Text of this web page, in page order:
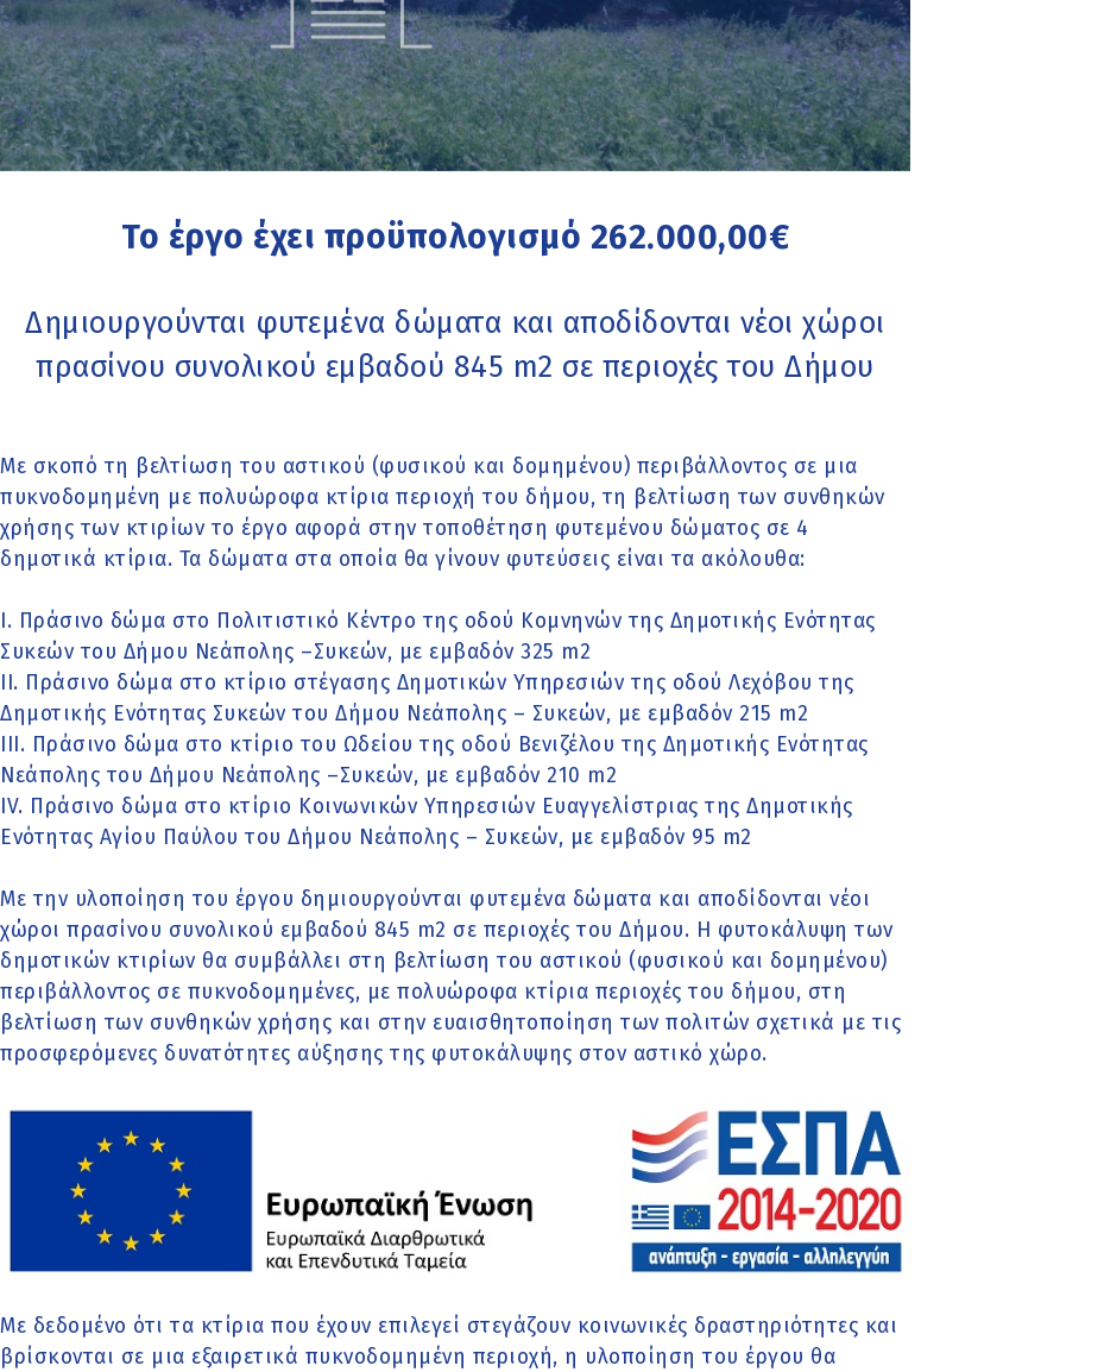
Το έργο έχει προϋπολογισμό 262.000,00€
Δημιουργούνται φυτεμένα δώματα και αποδίδονται νέοι χώροι
πρασίνου συνολικού εμβαδού 845 m2 σε περιοχές του Δήμου
Με σκοπό τη βελτίωση του αστικού (φυσικού και δομημένου) περιβάλλοντος σε μια
πυκνοδομημένη με πολυώροφα κτίρια περιοχή του δήμου, τη βελτίωση των συνθηκών
χρήσης των κτιρίων το έργο αφορά στην τοποθέτηση φυτεμένου δώματος σε 4
δημοτικά κτίρια. Τα δώματα στα οποία θα γίνουν φυτεύσεις είναι τα ακόλουθα:
I. Πράσινο δώμα στο Πολιτιστικό Κέντρο της οδού Κομνηνών της Δημοτικής Ενότητας
Συκεών του Δήμου Νεάπολης –Συκεών, με εμβαδόν 325 m2
II. Πράσινο δώμα στο κτίριο στέγασης Δημοτικών Υπηρεσιών της οδού Λεχόβου της
Δημοτικής Ενότητας Συκεών του Δήμου Νεάπολης – Συκεών, με εμβαδόν 215 m2
III. Πράσινο δώμα στο κτίριο του Ωδείου της οδού Βενιζέλου της Δημοτικής Ενότητας
Νεάπολης του Δήμου Νεάπολης –Συκεών, με εμβαδόν 210 m2
IV. Πράσινο δώμα στο κτίριο Κοινωνικών Υπηρεσιών Ευαγγελίστριας της Δημοτικής
Ενότητας Αγίου Παύλου του Δήμου Νεάπολης – Συκεών, με εμβαδόν 95 m2
Με την υλοποίηση του έργου δημιουργούνται φυτεμένα δώματα και αποδίδονται νέοι
χώροι πρασίνου συνολικού εμβαδού 845 m2 σε περιοχές του Δήμου. Η φυτοκάλυψη των
δημοτικών κτιρίων θα συμβάλλει στη βελτίωση του αστικού (φυσικού και δομημένου)
περιβάλλοντος σε πυκνοδομημένες, με πολυώροφα κτίρια περιοχές του δήμου, στη
βελτίωση των συνθηκών χρήσης και στην ευαισθητοποίηση των πολιτών σχετικά με τις
προσφερόμενες δυνατότητες αύξησης της φυτοκάλυψης στον αστικό χώρο.
Με δεδομένο ότι τα κτίρια που έχουν επιλεγεί στεγάζουν κοινωνικές δραστηριότητες και
βρίσκονται σε μια εξαιρετικά πυκνοδομημένη περιοχή, η υλοποίηση του έργου θα